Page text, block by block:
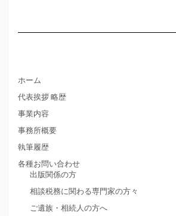
ホーム
代表挨拶 略歴
事業内容
事務所概要
執筆履歴
各種お問い合わせ
出版関係の方
相談税務に関わる専門家の方々
ご遺族・相続人の方へ